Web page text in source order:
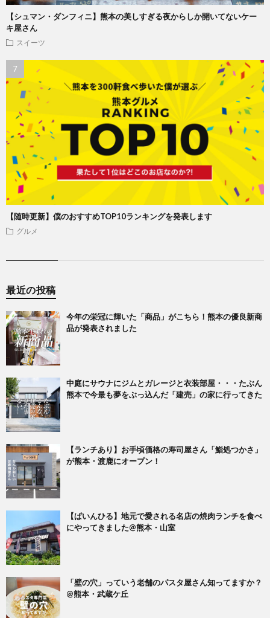
【シュマン・ダンフィニ】熊本の美しすぎる夜からしか開いてないケー
キ屋さん
スイーツ
【随時更新】僕のおすすめTOP10ランキングを発表します
グルメ
最近の投稿
今年の栄冠に輝いた「商品」がこちら！熊本の優良新商
品が発表されました
中庭にサウナにジムとガレージと衣装部屋・・・たぶん
熊本で今最も夢をぶっ込んだ「建売」の家に行ってきた
【ランチあり】お手頃価格の寿司屋さん「鮨処つかさ」
が熊本・渡鹿にオープン！
【ぱいんひる】地元で愛される名店の焼肉ランチを食べ
にやってきました@熊本・山室
「壁の穴」っていう老舗のパスタ屋さん知ってますか？
@熊本・武蔵ケ丘